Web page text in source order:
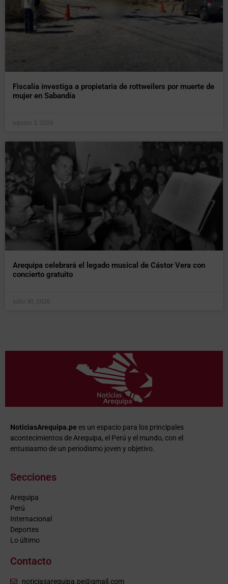
Fiscalía investiga a propietaria de rottweilers por muerte de
mujer en Sabandía
agosto 3, 2026
Arequipa celebrará el legado musical de Cástor Vera con
concierto gratuito
julio 30, 2026
NoticiasArequipa.pe es un espacio para los principales
acontecimientos de Arequipa, el Perú y el mundo, con el
entusiasmo de un periodismo joven y objetivo.
Secciones
Arequipa
Perú
Internacional
Deportes
Lo último
Contacto
noticiasarequipa.pe@gmail.com